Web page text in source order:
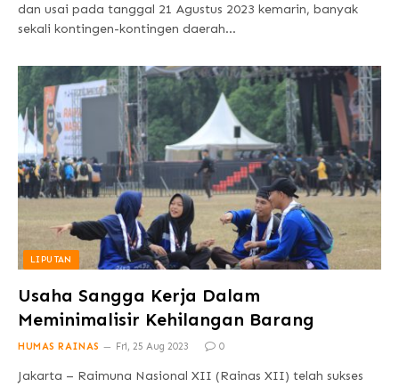
dan usai pada tanggal 21 Agustus 2023 kemarin, banyak
sekali kontingen-kontingen daerah…
LIPUTAN
Usaha Sangga Kerja Dalam
Meminimalisir Kehilangan Barang
HUMAS RAINAS Fri, 25 Aug 2023 0
Jakarta – Raimuna Nasional XII (Rainas XII) telah sukses